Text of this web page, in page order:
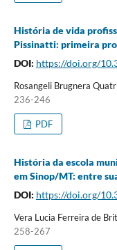
História de vida
Pissinatti: primeira
DOI: https://doi.org/
Rosangeli Brugnera
236-246
PDF
História da escola
em Sinop/MT: entre
DOI: https://doi.org/
Vera Lucia Ferreira de
258-267